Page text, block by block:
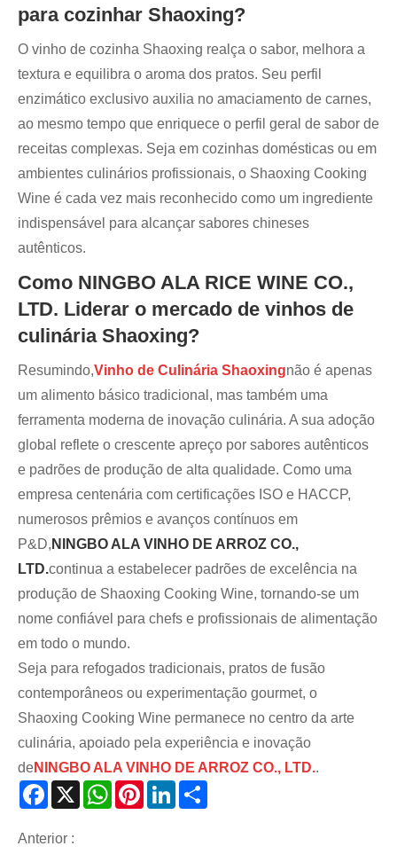
para cozinhar Shaoxing?
O vinho de cozinha Shaoxing realça o sabor, melhora a
textura e equilibra o aroma dos pratos. Seu perfil
enzimático exclusivo auxilia no amaciamento de carnes,
ao mesmo tempo que enriquece o perfil geral de sabor de
receitas complexas. Seja em cozinhas domésticas ou em
ambientes culinários profissionais, o Shaoxing Cooking
Wine é cada vez mais reconhecido como um ingrediente
indispensável para alcançar sabores chineses
autênticos.
Como NINGBO ALA RICE WINE CO.,
LTD. Liderar o mercado de vinhos de
culinária Shaoxing?
Resumindo,Vinho de Culinária Shaoxingnão é apenas
um alimento básico tradicional, mas também uma
ferramenta moderna de inovação culinária. A sua adoção
global reflete o crescente apreço por sabores autênticos
e padrões de produção de alta qualidade. Como uma
empresa centenária com certificações ISO e HACCP,
numerosos prêmios e avanços contínuos em
P&D, NINGBO ALA VINHO DE ARROZ CO.,
LTD.continua a estabelecer padrões de excelência na
produção de Shaoxing Cooking Wine, tornando-se um
nome confiável para chefs e profissionais de alimentação
em todo o mundo.
Seja para refogados tradicionais, pratos de fusão
contemporâneos ou experimentação gourmet, o
Shaoxing Cooking Wine permanece no centro da arte
culinária, apoiado pela experiência e inovação
deNINGBO ALA VINHO DE ARROZ CO., LTD..
Facebook
X WhatsAppPinterestLinkedIn
Anterior :